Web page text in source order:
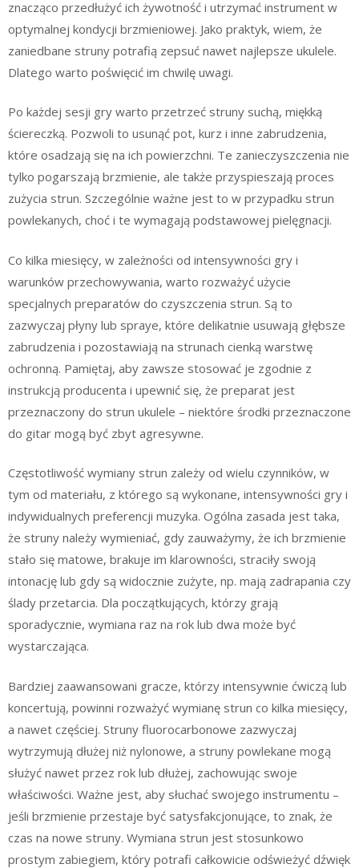
znacząco przedłużyć ich żywotność i utrzymać instrument w
optymalnej kondycji brzmieniowej. Jako praktyk, wiem, że
zaniedbane struny potrafią zepsuć nawet najlepsze ukulele.
Dlatego warto poświęcić im chwilę uwagi.
Po każdej sesji gry warto przetrzeć struny suchą, miękką
ściereczką. Pozwoli to usunąć pot, kurz i inne zabrudzenia,
które osadzają się na ich powierzchni. Te zanieczyszczenia nie
tylko pogarszają brzmienie, ale także przyspieszają proces
zużycia strun. Szczególnie ważne jest to w przypadku strun
powlekanych, choć i te wymagają podstawowej pielęgnacji.
Co kilka miesięcy, w zależności od intensywności gry i
warunków przechowywania, warto rozważyć użycie
specjalnych preparatów do czyszczenia strun. Są to
zazwyczaj płyny lub spraye, które delikatnie usuwają głębsze
zabrudzenia i pozostawiają na strunach cienką warstwę
ochronną. Pamiętaj, aby zawsze stosować je zgodnie z
instrukcją producenta i upewnić się, że preparat jest
przeznaczony do strun ukulele – niektóre środki przeznaczone
do gitar mogą być zbyt agresywne.
Częstotliwość wymiany strun zależy od wielu czynników, w
tym od materiału, z którego są wykonane, intensywności gry i
indywidualnych preferencji muzyka. Ogólna zasada jest taka,
że struny należy wymieniać, gdy zauważymy, że ich brzmienie
stało się matowe, brakuje im klarowności, straciły swoją
intonację lub gdy są widocznie zużyte, np. mają zadrapania czy
ślady przetarcia. Dla początkujących, którzy grają
sporadycznie, wymiana raz na rok lub dwa może być
wystarczająca.
Bardziej zaawansowani gracze, którzy intensywnie ćwiczą lub
koncertują, powinni rozważyć wymianę strun co kilka miesięcy,
a nawet częściej. Struny fluorocarbonowe zazwyczaj
wytrzymują dłużej niż nylonowe, a struny powlekane mogą
służyć nawet przez rok lub dłużej, zachowując swoje
właściwości. Ważne jest, aby słuchać swojego instrumentu –
jeśli brzmienie przestaje być satysfakcjonujące, to znak, że
czas na nowe struny. Wymiana strun jest stosunkowo
prostym zabiegiem, który potrafi całkowicie odświeżyć dźwięk